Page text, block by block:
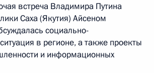
встреча Владимира Путина
Саха (Якутия) Айсеном
социально-
в регионе, а также проекты
и информационных